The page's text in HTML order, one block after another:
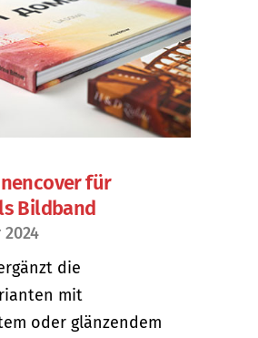
für
Bildband
2024
die
mit
oder glänzendem